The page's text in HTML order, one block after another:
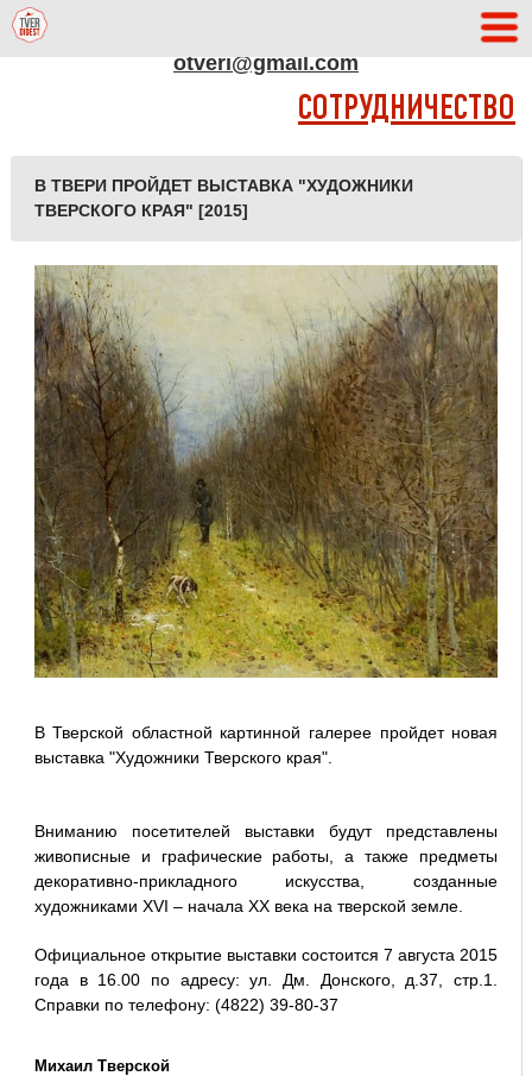
otveri@gmail.com
СОТРУДНИЧЕСТВО
В ТВЕРИ ПРОЙДЕТ ВЫСТАВКА "ХУДОЖНИКИ
ТВЕРСКОГО КРАЯ" [2015]
В Тверской областной картинной галерее пройдет новая
выставка "Художники Тверского края".
Вниманию посетителей выставки будут представлены
живописные и графические работы, а также предметы
декоративно-прикладного искусства, созданные
художниками XVI – начала ХХ века на тверской земле.
Официальное открытие выставки состоится 7 августа 2015
года в 16.00 по адресу: ул. Дм. Донского, д.37, стр.1.
Справки по телефону: (4822) 39-80-37
Михаил Тверской